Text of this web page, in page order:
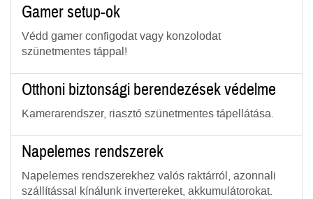
Gamer setup-ok
Védd gamer configodat vagy konzolodat
szünetmentes táppal!
Otthoni biztonsági berendezések védelme
Kamerarendszer, riasztó szünetmentes tápellátása.
Napelemes rendszerek
Napelemes rendszerekhez valós raktárról, azonnali
szállítással kínálunk invertereket, akkumulátorokat.